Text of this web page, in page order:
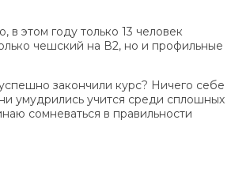
в этом году только 13 человек
чешский на В2, но и профильные
успешно закончили курс? Ничего себе
умудрились учится среди сплошных
сомневаться в правильности